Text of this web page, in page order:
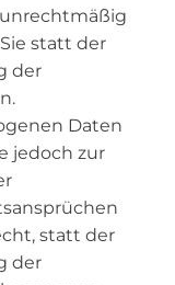
statt der
der
Daten
jedoch zur
statt der
der